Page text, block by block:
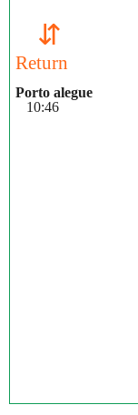
⇵
Return
Porto alegue
10:46